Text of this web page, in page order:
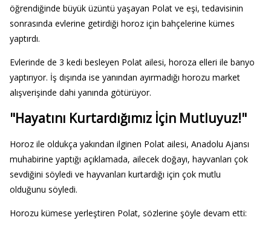
öğrendiğinde büyük üzüntü yaşayan Polat ve eşi, tedavisinin
sonrasında evlerine getirdiği horoz için bahçelerine kümes
yaptırdı.
Evlerinde de 3 kedi besleyen Polat ailesi, horoza elleri ile banyo
yaptırıyor. İş dışında ise yanından ayırmadığı horozu market
alışverişinde dahi yanında götürüyor.
"Hayatını Kurtardığımız İçin Mutluyuz!"
Horoz ile oldukça yakından ilginen Polat ailesi, Anadolu Ajansı
muhabirine yaptığı açıklamada, ailecek doğayı, hayvanları çok
sevdiğini söyledi ve hayvanları kurtardığı için çok mutlu
olduğunu söyledi.
Horozu kümese yerleştiren Polat, sözlerine şöyle devam etti: